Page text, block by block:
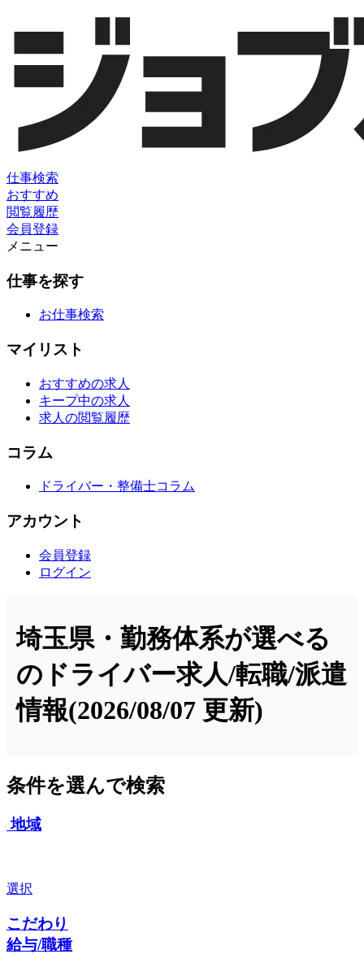
仕事検索
おすすめ
閲覧履歴
会員登録
メニュー
仕事を探す
お仕事検索
マイリスト
おすすめの求人
キープ中の求人
求人の閲覧履歴
コラム
ドライバー・整備士コラム
アカウント
会員登録
ログイン
埼玉県・勤務体系が選べる
のドライバー求人/転職/派遣
情報(2026/08/07 更新)
条件を選んで検索
地域
選択
こだわり
給与/職種